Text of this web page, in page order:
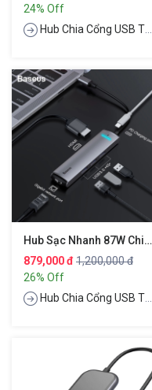
24% Off
Hub Chia Cổng USB Type-C
Hub Sạc Nhanh 87W Chia Cổng Đa Năng 6 In 1 Type-C Hiệu Baseus Mechanical Eye
879,000 đ 1,200,000 đ
26% Off
Hub Chia Cổng USB Type-C